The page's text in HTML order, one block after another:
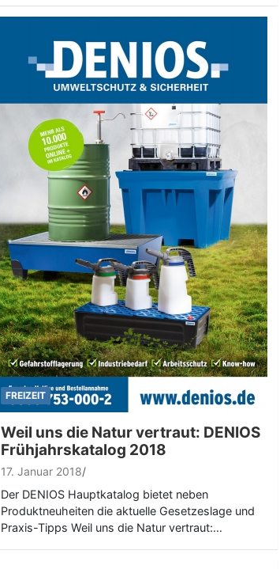
FREIZEIT
Weil uns die Natur vertraut: DENIOS
Frühjahrskatalog 2018
17. Januar 2018
Der DENIOS Hauptkatalog bietet neben
Produktneuheiten die aktuelle Gesetzeslage und
Praxis-Tipps Weil uns die Natur vertraut:…